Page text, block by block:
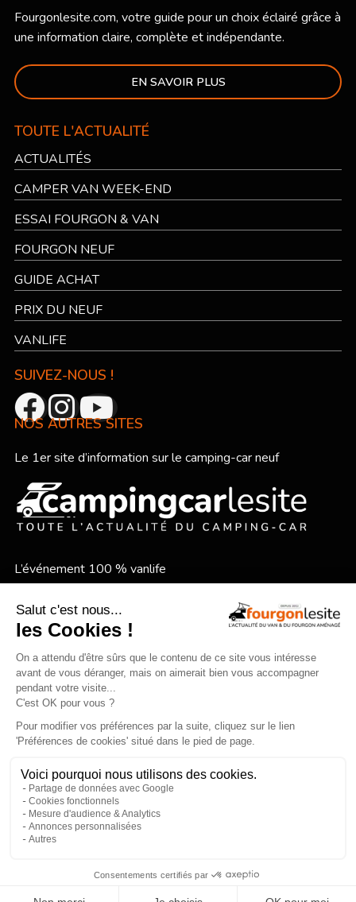
Fourgonlesite.com, votre guide pour un choix éclairé grâce à
une information claire, complète et indépendante.
EN SAVOIR PLUS
TOUTE L'ACTUALITÉ
ACTUALITÉS
CAMPER VAN WEEK-END
ESSAI FOURGON & VAN
FOURGON NEUF
GUIDE ACHAT
PRIX DU NEUF
VANLIFE
SUIVEZ-NOUS !
NOS AUTRES SITES
Le 1er site d’information sur le camping-car neuf
L’événement 100 % vanlife
Le festival vanlife en bord de mer
Qui sommes-nous ?
Mentions légales
Gestion des cookies